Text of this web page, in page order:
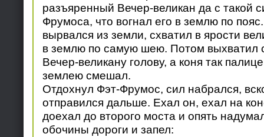
разъяренный Вечер-великан да с такой
Фрумоса, что вогнал его в землю по
вырвался из земли, схватил в ярости
в землю по самую шею. Потом выхватил
Вечер-великану голову, а коня так
землею смешал.
Отдохнул Фэт-Фрумос, сил набрался,
отправился дальше. Ехал он, ехал на
доехал до второго моста и опять
обочины дороги и запел: